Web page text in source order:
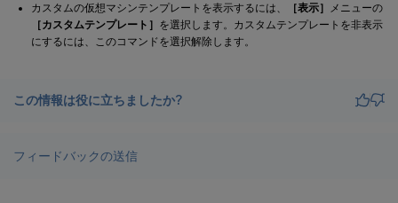
カスタムの仮想マシンテンプレートを表示するには、 ［表示］
メニューの
［カスタムテンプレート］ を選択します。カスタムテンプレートを非表示
にするには、このコマンドを選択解除します。
この情報は役に立ちましたか?
フィードバックの送信